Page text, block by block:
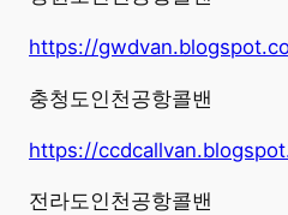
https://
충청도인천공항콜밴
https://
전라도인천공항콜밴